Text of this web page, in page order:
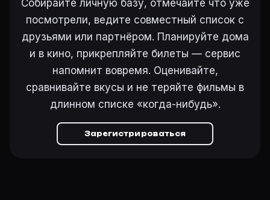
Собирайте личную базу, отмечайте что уже
посмотрели, ведите совместный список с
друзьями или партнёром. Планируйте дома
и в кино, прикрепляйте билеты — сервис
напомнит вовремя. Оценивайте,
сравнивайте вкусы и не теряйте фильмы в
длинном списке «когда-нибудь».
Зарегистрироваться